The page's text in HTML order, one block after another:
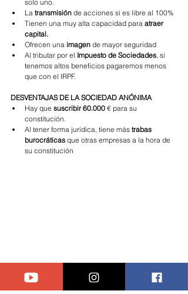
solo uno.
La transmisión de acciones si es libre al 100%
Tienen una muy alta capacidad para atraer
capital.
Ofrecen una imagen de mayor seguridad
Al tributar por el Impuesto de Sociedades , si
tenemos altos beneficios pagaremos menos
que con el IRPF.
DESVENTAJAS DE LA SOCIEDAD ANÓNIMA
Hay que suscribir 60.000 € para su
constitución.
Al tener forma jurídica, tiene más trabas
burocráticas que otras empresas a la hora de
su constitución